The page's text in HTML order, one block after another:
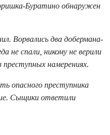
Буратино обнаружен
Ворвались два добермана-
не спали, никому не верили
преступных намерениях.
опасного преступника
Сыщики ответили